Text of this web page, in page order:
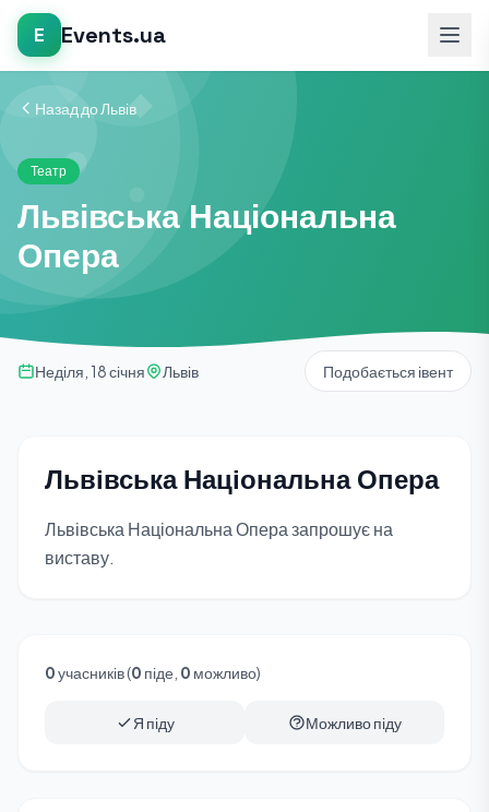
E Events.ua
Назад до Львів
Театр
Львівська Національна
Опера
Неділя, 18 січня Львів Подобається івент
Львівська Національна Опера
Львівська Національна Опера запрошує на
виставу.
0учасників (0 піде, 0 можливо)
Я піду Можливо піду